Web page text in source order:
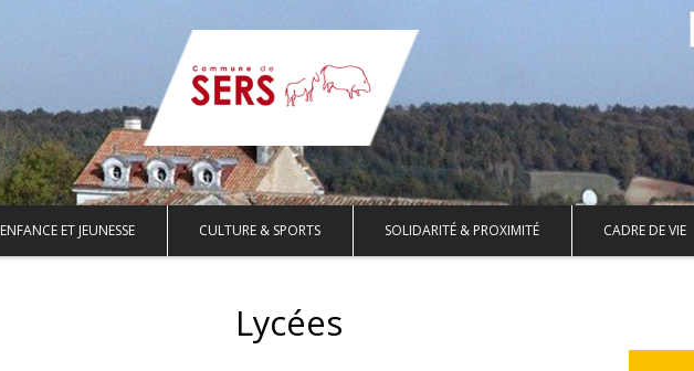
ENFANCE ET JEUNESSE CULTURE & SPORTS SOLIDARITÉ & PROXIMITÉ CADRE DE VIE
Lycées